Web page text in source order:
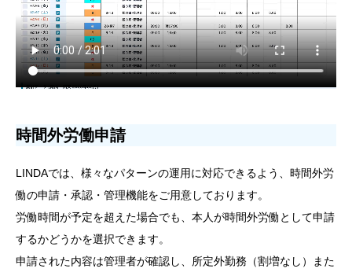
時間外労働申請
LINDAでは、様々なパターンの運用に対応できるよう、時間外労
働の申請・承認・管理機能をご用意しております。
労働時間が予定を超えた場合でも、本人が時間外労働として申請
するかどうかを選択できます。
申請された内容は管理者が確認し、所定外勤務（割増なし）また